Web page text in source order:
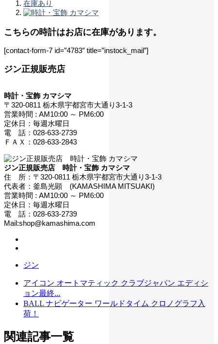
在庫あり
こちらの時計はお店に在庫があります。
[contact-form-7 id=”4783″ title=”instock_mail”]
ジン正規販売店
時計・宝飾 カマシマ
〒320-0811 栃木県宇都宮市大通り3-1-3
営業時間 : AM10:00 ～ PM6:00
定休日：毎週水曜日
電 話：028-633-2739
ＦＡＸ：028-633-2843
ジン正規販売店 時計・宝飾 カマシマ
住 所：〒320-0811 栃木県宇都宮市大通り3-1-3
代表者：釜島光顕 (KAMASHIMA MITSUAKI)
営業時間 : AM10:00 ～ PM6:00
定休日：毎週水曜日
電 話：028-633-2739
Mail:shop@kamashima.com
ジン
アイコン オートマティック クラブジャパン エディシ
ョン最終...
BALL ナビゲーター ワールドタイム クロノグラフ入
荷！
関連記事一覧